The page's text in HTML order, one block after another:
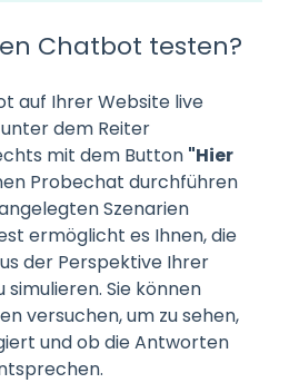
Chatbot testen?
auf Ihrer Website live
dem Reiter
mit dem Button "Hier
Probechat durchführen
Szenarien
ermöglicht es Ihnen, die
der Perspektive Ihrer
Sie können
versuchen, um zu sehen,
und ob die Antworten